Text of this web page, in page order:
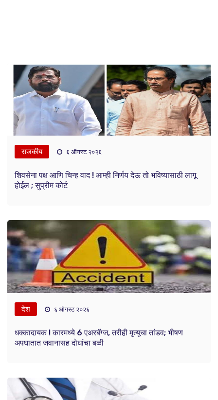
राजकीय ६ ऑगस्ट २०२६
शिवसेना पक्ष आणि चिन्ह वाद ! आम्ही निर्णय देऊ तो भविष्यासाठी लागू
होईल ; सुप्रीम कोर्ट
देश ६ ऑगस्ट २०२६
धक्कादायक ! कारमध्ये 6 एअरबॅग्ज, तरीही मृत्यूचा तांडव; भीषण
अपघातात जवानासह दोघांचा बळी